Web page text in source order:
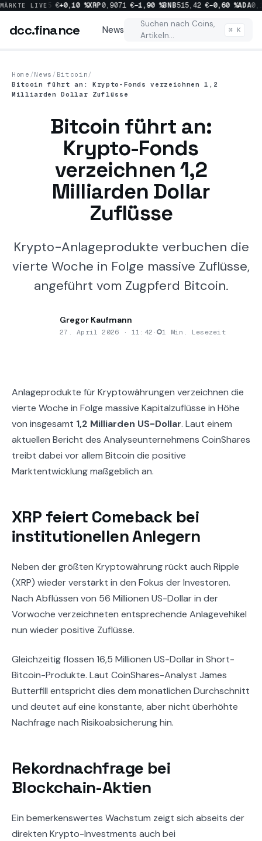
MÄRKTE LIVE
%SOL 63,95 €+0,10 %XRP0,9071 €−1,90 %BNB515,42 €−0,60 %ADA
dcc.finance News
Suchen nach Coins,
Artikeln…
⌘ K
Home / News / Bitcoin/
Bitcoin führt an: Krypto-Fonds verzeichnen 1,2
Milliarden Dollar Zuflüsse
Bitcoin führt an:
Krypto-Fonds
verzeichnen 1,2
Milliarden Dollar
Zuflüsse
Krypto-Anlageprodukte verbuchen die
vierte Woche in Folge massive Zuflüsse,
angeführt vom Zugpferd Bitcoin.
Gregor Kaufmann
27. April 2026 · 11:42 · 1 Min. Lesezeit
Anlageprodukte für Kryptowährungen verzeichnen die
vierte Woche in Folge massive Kapitalzuflüsse in Höhe
von insgesamt 1,2 Milliarden US-Dollar. Laut einem
aktuellen Bericht des Analyseunternehmens CoinShares
treibt dabei vor allem Bitcoin die positive
Marktentwicklung maßgeblich an.
XRP feiert Comeback bei
institutionellen Anlegern
Neben der größten Kryptowährung rückt auch Ripple
(XRP) wieder verstärkt in den Fokus der Investoren.
Nach Abflüssen von 56 Millionen US-Dollar in der
Vorwoche verzeichneten entsprechende Anlagevehikel
nun wieder positive Zuflüsse.
Gleichzeitig flossen 16,5 Millionen US-Dollar in Short-
Bitcoin-Produkte. Laut CoinShares-Analyst James
Butterfill entspricht dies dem monatlichen Durchschnitt
und deutet auf eine konstante, aber nicht überhöhte
Nachfrage nach Risikoabsicherung hin.
Rekordnachfrage bei
Blockchain-Aktien
Ein bemerkenswertes Wachstum zeigt sich abseits der
direkten Krypto-Investments auch bei
dcc.finance
News
Alle News
Regulation